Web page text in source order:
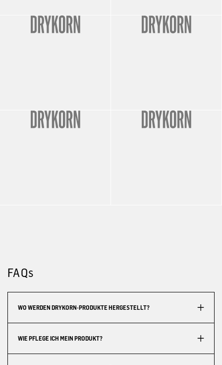
FAQs
WO WERDEN DRYKORN-PRODUKTE HERGESTELLT?
WIE PFLEGE ICH MEIN PRODUKT?